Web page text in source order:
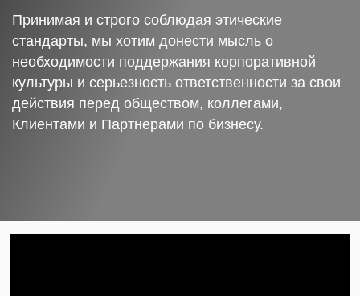
Принимая и строго соблюдая этические
стандарты, мы хотим донести мысль о
необходимости поддержания корпоративной
культуры и серьезность ответственности за свои
действия перед обществом, коллегами,
Клиентами и Партнерами по бизнесу.